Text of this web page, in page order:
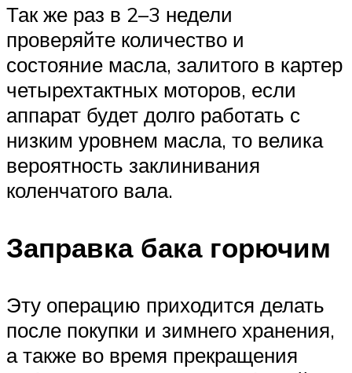
Так же раз в 2–3 недели
проверяйте количество и
состояние масла, залитого в картер
четырехтактных моторов, если
аппарат будет долго работать с
низким уровнем масла, то велика
вероятность заклинивания
коленчатого вала.
Заправка бака горючим
Эту операцию приходится делать
после покупки и зимнего хранения,
а также во время прекращения